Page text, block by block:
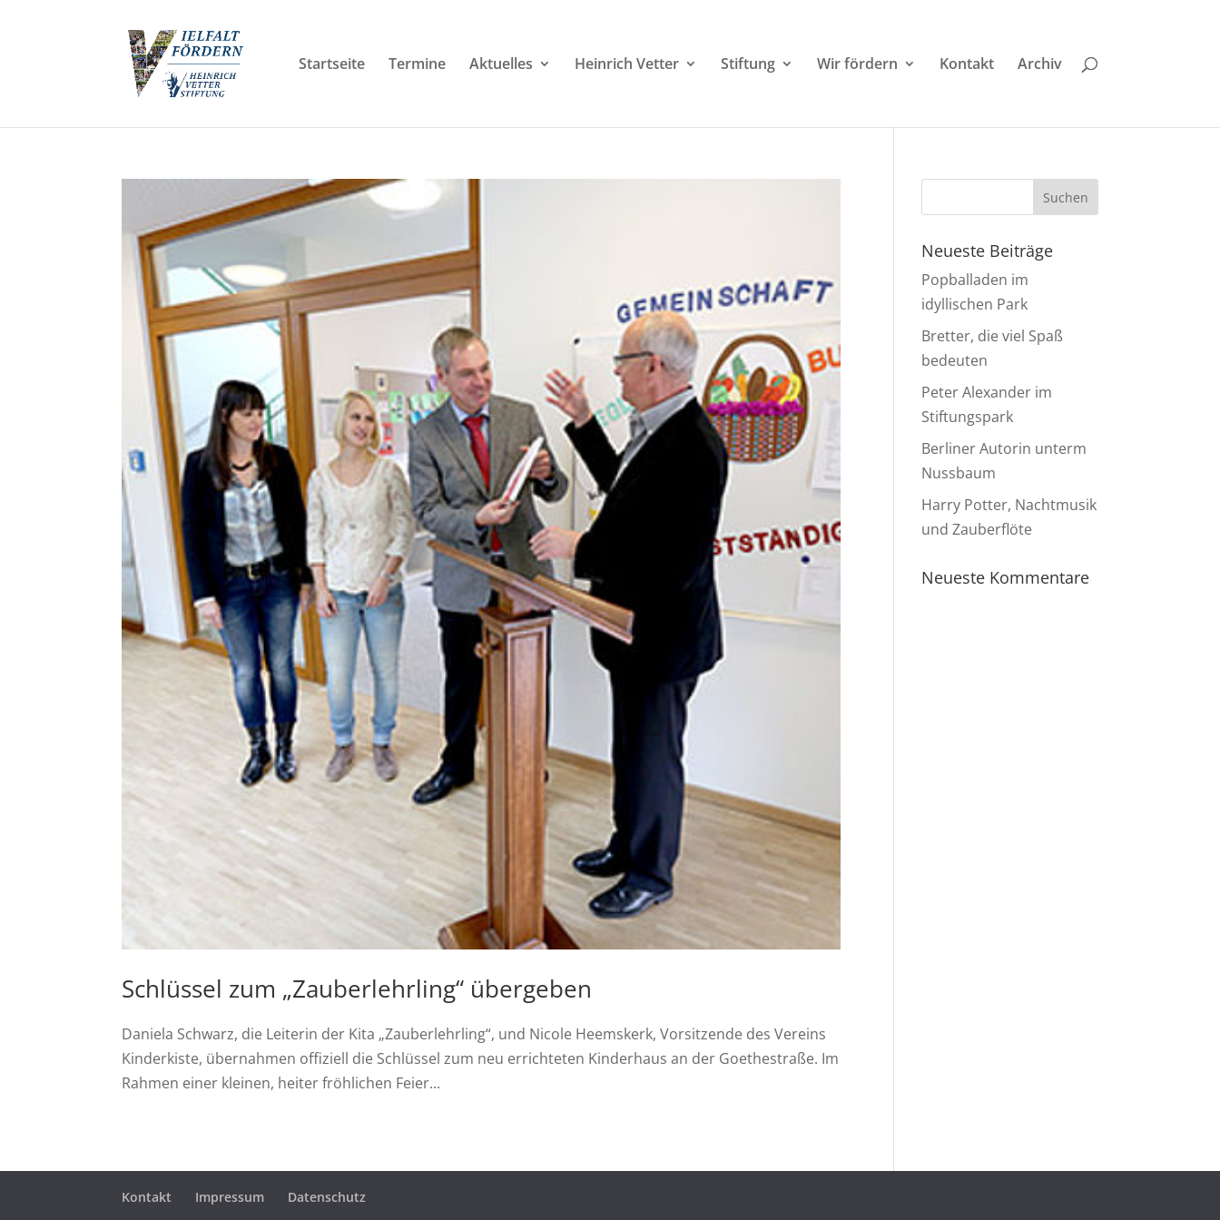
Startseite Termine Aktuelles Heinrich Vetter Stiftung Wir fördern Kontakt Archiv
Schlüssel zum „Zauberlehrling“ übergeben
Daniela Schwarz, die Leiterin der Kita „Zauberlehrling“, und Nicole Heemskerk, Vorsitzende des Vereins
Kinderkiste, übernahmen offiziell die Schlüssel zum neu errichteten Kinderhaus an der Goethestraße. Im
Rahmen einer kleinen, heiter fröhlichen Feier...
Neueste Beiträge
Popballaden im
idyllischen Park
Bretter, die viel Spaß
bedeuten
Peter Alexander im
Stiftungspark
Berliner Autorin unterm
Nussbaum
Harry Potter, Nachtmusik
und Zauberflöte
Neueste Kommentare
Kontakt Impressum Datenschutz